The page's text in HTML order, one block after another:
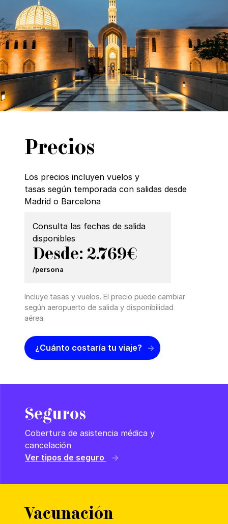
Precios
Los precios incluyen vuelos y
tasas según temporada con salidas desde
Madrid o Barcelona
Consulta las fechas de salida
disponibles
Desde: 2.769€
/persona
Incluye tasas y vuelos. El precio puede cambiar
según aeropuerto de salida y disponibilidad
aérea.
¿Cuánto costaría tu viaje?
Seguros
Cobertura de asistencia médica y
cancelación
Ver tipos de seguro
Vacunación